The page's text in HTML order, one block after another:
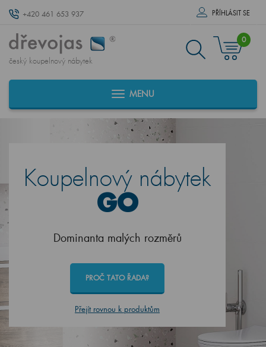
+420 461 653 937 PŘÍHLÁSIT SE
český koupelnový nábytek
0
MENU
Koupelnový nábytek
GO
Dominanta malých rozměrů
PROČ TATO ŘADA?
Přejít rovnou k produktům